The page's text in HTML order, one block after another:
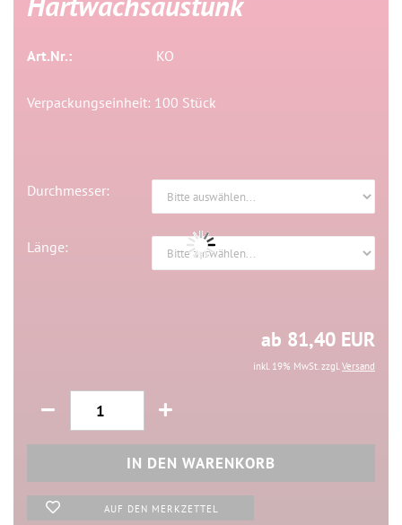
Art.Nr.: KO
Verpackungseinheit: 100 Stück
Durchmesser:
Länge:
ab 81,40 EUR
inkl. 19% MwSt. zzgl.Versand
AUF DEN MERKZETTEL